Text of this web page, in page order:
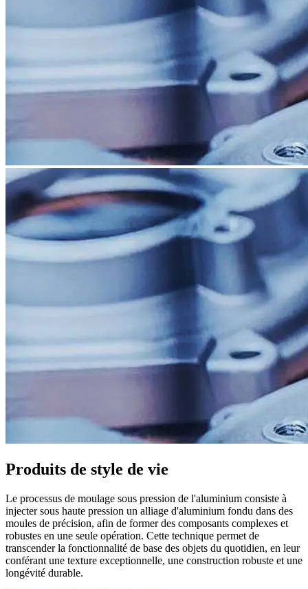
Produits de style de vie
Le processus de moulage sous pression de l'aluminium consiste à
injecter sous haute pression un alliage d'aluminium fondu dans des
moules de précision, afin de former des composants complexes et
robustes en une seule opération. Cette technique permet de
transcender la fonctionnalité de base des objets du quotidien, en leur
conférant une texture exceptionnelle, une construction robuste et une
longévité durable.